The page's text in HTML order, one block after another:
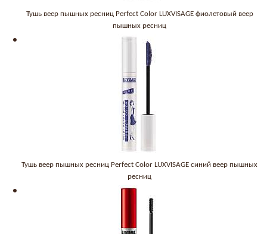
Тушь веер пышных ресниц Perfect Color LUXVISAGE фиолетовый веер
пышных ресниц
Тушь веер пышных ресниц Perfect Color LUXVISAGE синий веер пышных
ресниц